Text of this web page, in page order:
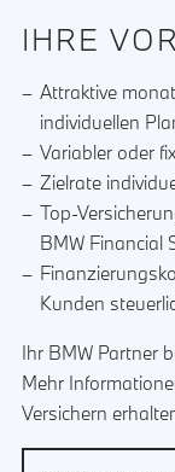
IHRE
Attraktive
individuellen
Variabler oder
Zielrate
Top-
BMW Financial
Kunden
Ihr BMW Partner
Mehr
Versichern